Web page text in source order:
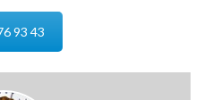
93 43